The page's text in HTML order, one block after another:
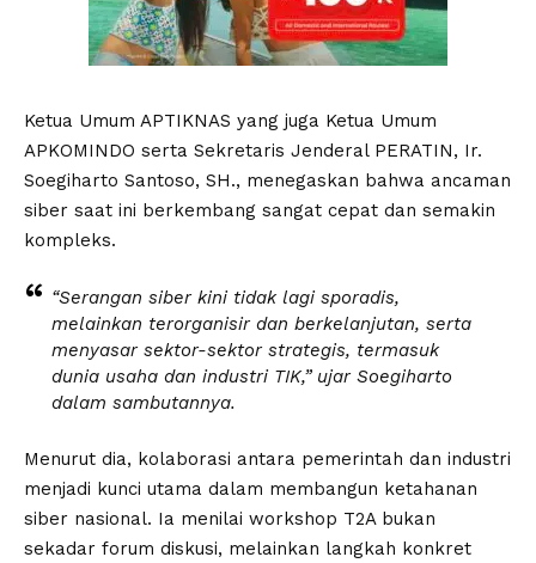
Ketua Umum APTIKNAS yang juga Ketua Umum
APKOMINDO serta Sekretaris Jenderal PERATIN, Ir.
Soegiharto Santoso, SH., menegaskan bahwa ancaman
siber saat ini berkembang sangat cepat dan semakin
kompleks.
“Serangan siber kini tidak lagi sporadis,
melainkan terorganisir dan berkelanjutan, serta
menyasar sektor-sektor strategis, termasuk
dunia usaha dan industri TIK,” ujar Soegiharto
dalam sambutannya.
Menurut dia, kolaborasi antara pemerintah dan industri
menjadi kunci utama dalam membangun ketahanan
siber nasional. Ia menilai workshop T2A bukan
sekadar forum diskusi, melainkan langkah konkret